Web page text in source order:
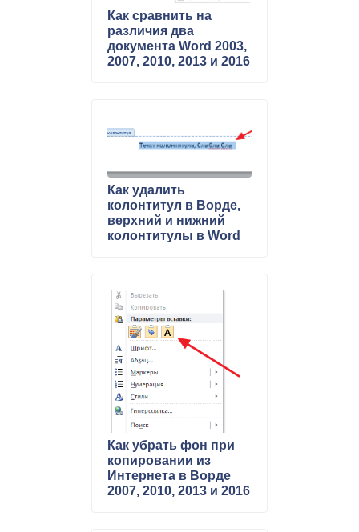
Как сравнить на
различия два
документа Word 2003,
2007, 2010, 2013 и 2016
Как удалить
колонтитул в Ворде,
верхний и нижний
колонтитулы в Word
Как убрать фон при
копировании из
Интернета в Ворде
2007, 2010, 2013 и 2016